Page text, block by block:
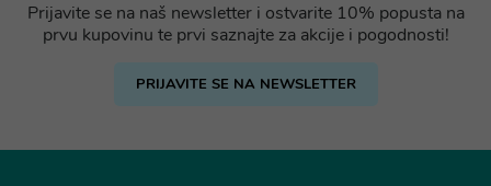
Prijavite se na naš newsletter i ostvarite 10% popusta na
prvu kupovinu te prvi saznajte za akcije i pogodnosti!
PRIJAVITE SE NA NEWSLETTER